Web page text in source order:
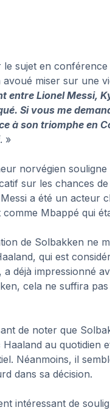
sujet en
avoué miser sur une
entre Lionel Messi,
Si vous me
à son triomphe en
. »
norvégien
sur les chances
a été un acteur
Mbappé qui
de Solbakken ne
qui est
a déjà impressionné
cela ne suffira
de noter que
Haaland au quotidien
Néanmoins, il
dans sa décision.
intéressant de